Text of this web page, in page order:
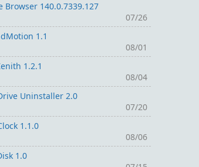
Browser 140.0.7339.127
07/26
1.1
08/01
1.2.1
08/04
Uninstaller 2.0
07/20
1.1.0
08/06
1.0